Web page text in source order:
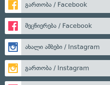
გართობა / Facebook
მეცნიერება / Facebook
ახალი ამბები / Instagram
გართობა / Instagram